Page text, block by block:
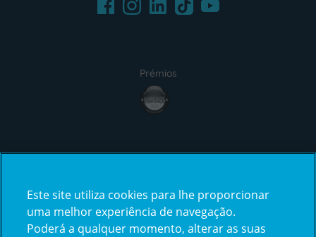
Instagram TikTok
Prémios
award4
certification2certification3
Este site utiliza cookies para lhe proporcionar
uma melhor experiência de navegação.
Poderá a qualquer momento, alterar as suas